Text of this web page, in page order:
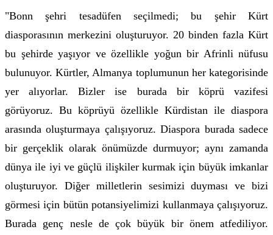
"Bonn şehri tesadüfen seçilmedi; bu şehir Kürt
diasporasının merkezini oluşturuyor. 20 binden fazla Kürt
bu şehirde yaşıyor ve özellikle yoğun bir Afrinli nüfusu
bulunuyor. Kürtler, Almanya toplumunun her kategorisinde
yer alıyorlar. Bizler ise burada bir köprü vazifesi
görüyoruz. Bu köprüyü özellikle Kürdistan ile diaspora
arasında oluşturmaya çalışıyoruz. Diaspora burada sadece
bir gerçeklik olarak önümüzde durmuyor; aynı zamanda
dünya ile iyi ve güçlü ilişkiler kurmak için büyük imkanlar
oluşturuyor. Diğer milletlerin sesimizi duyması ve bizi
görmesi için bütün potansiyelimizi kullanmaya çalışıyoruz.
Burada genç nesle de çok büyük bir önem atfediliyor.